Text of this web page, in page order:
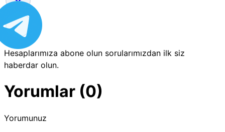
Hesaplarımıza abone olun sorularımızdan ilk siz
haberdar olun.
Yorumlar (0)
Yorumunuz